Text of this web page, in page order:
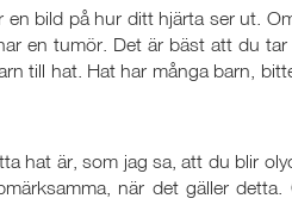
en bild på hur ditt hjärta ser ut.
en tumör. Det är bäst att du
till hat. Hat har många barn,
hat är, som jag sa, att du blir
när det gäller